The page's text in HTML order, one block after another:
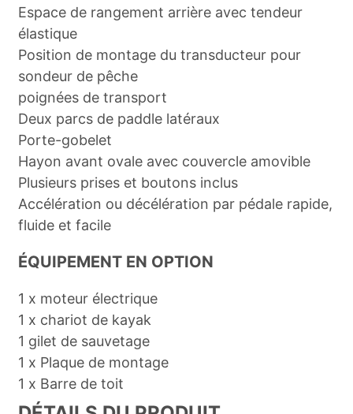
Espace de rangement arrière avec tendeur
élastique
Position de montage du transducteur pour
sondeur de pêche
poignées de transport
Deux parcs de paddle latéraux
Porte-gobelet
Hayon avant ovale avec couvercle amovible
Plusieurs prises et boutons inclus
Accélération ou décélération par pédale rapide,
fluide et facile
ÉQUIPEMENT EN OPTION
1 x moteur électrique
1 x chariot de kayak
1 gilet de sauvetage
1 x Plaque de montage
1 x Barre de toit